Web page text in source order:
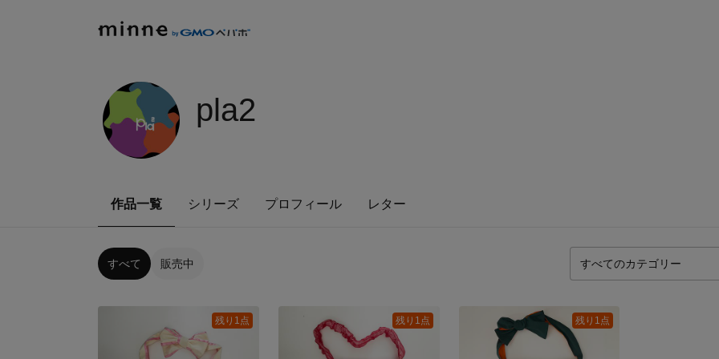
pla2
作品一覧 シリーズ プロフィール レター
すべて 販売中
残り1点 残り1点 残り1点